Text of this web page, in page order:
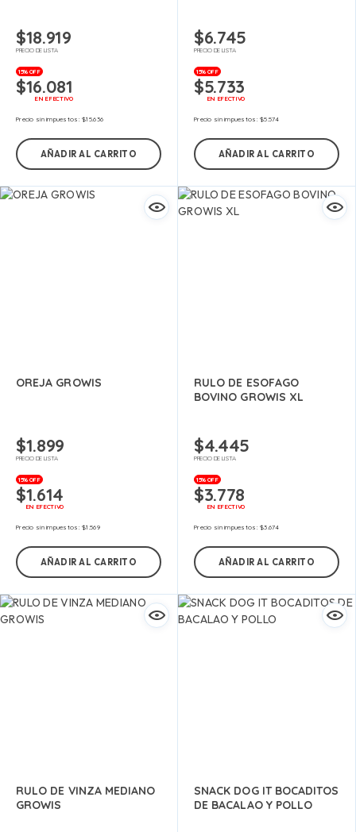
$18.919
PRECIO DE LISTA
15% OFF
$16.081
EN EFECTIVO
Precio sin impuestos:$15.636
AÑADIR AL CARRITO
$6.745
PRECIO DE LISTA
15% OFF
$5.733
EN EFECTIVO
Precio sin impuestos:$5.574
AÑADIR AL CARRITO
OREJA GROWIS
$1.899
PRECIO DE LISTA
15% OFF
$1.614
EN EFECTIVO
Precio sin impuestos:$1.569
AÑADIR AL CARRITO
RULO DE ESOFAGO
BOVINO GROWIS XL
$4.445
PRECIO DE LISTA
15% OFF
$3.778
EN EFECTIVO
Precio sin impuestos:$3.674
AÑADIR AL CARRITO
RULO DE VINZA MEDIANO
GROWIS
SNACK DOG IT BOCADITOS
DE BACALAO Y POLLO